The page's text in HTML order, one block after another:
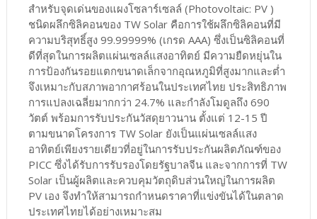
สำหรับจุดเด่นของแผงโซลาร์เซลล์ (Photovoltaic: PV )
ชนิดผลึกซิลิคอนของ TW Solar คือการใช้ผลึกซิลิคอนที่มี
ความบริสุทธิ์สูง 99.99999% (เกรด AAA) ซึ่งเป็นซิลิคอนที่
ดีที่สุดในการผลิตแผ่นเซลล์แสงอาทิตย์ มีความยืดหยุ่นใน
การป้องกันรอยแตกขนาดเล็กจากอุณหภูมิที่สูงมากและต่ำ
จึงเหมาะกับสภาพอากาศร้อนในประเทศไทย ประสิทธิภาพ
การแปลงเฉลี่ยมากกว่า 24.7% และกำลังโมดูลถึง 690
วัตต์ พร้อมการรับประกันวัสดุยาวนาน ตั้งแต่ 12-15 ปี
ตามขนาดโครงการ TW Solar ยังเป็นแผ่นเซลล์แสง
อาทิตย์เพียงรายเดียวที่อยู่ในการรับประกันผลิตภัณฑ์ของ
PICC ซึ่งได้รับการรับรองโดยรัฐบาลจีน และจากการที่ TW
Solar เป็นผู้ผลิตและควบคุมวัตถุดิบส่วนใหญ่ในการผลิต
PV เอง จึงทำให้สามารถกำหนดราคาที่แข่งขันได้ในตลาด
ประเทศไทยได้อย่างเหมาะสม